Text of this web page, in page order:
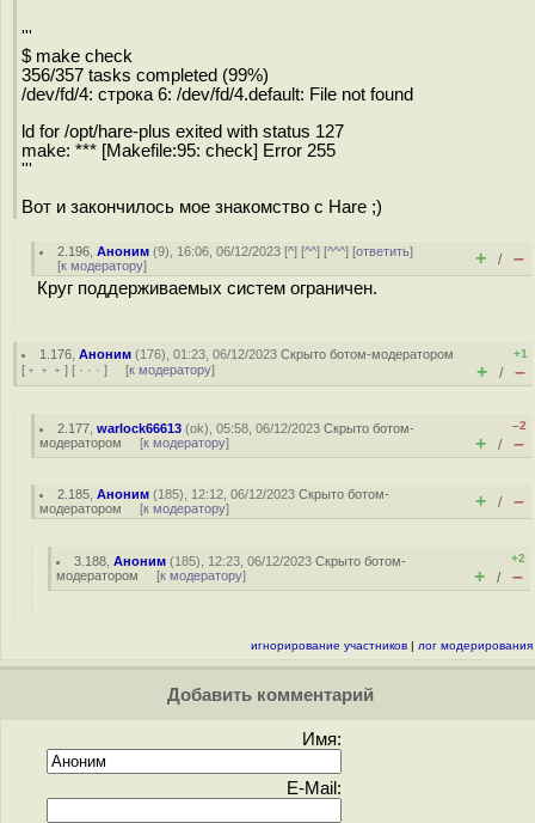
'''
$ make check
356/357 tasks completed (99%)
/dev/fd/4: строка 6: /dev/fd/4.default: File not found
ld for /opt/hare-plus exited with status 127
make: *** [Makefile:95: check] Error 255
'''
Вот и закончилось мое знакомство с Hare ;)
2.196 ,Аноним (9), 16:06, 06/12/2023 [^] [^^] [^^^] [ответить]
[к модератору] + / –
Круг поддерживаемых систем ограничен.
1.176 ,Аноним (176), 01:23, 06/12/2023Скрыто ботом-модератором
[ ﹢﹢﹢ ] [ · · · ] [к модератору]
+1
+ / –
2.177 ,warlock66613 (ok), 05:58, 06/12/2023Скрыто ботом-
модератором [к модератору]
–2
+ / –
2.185 ,Аноним (185), 12:12, 06/12/2023Скрыто ботом-
модератором [к модератору] + / –
3.188 ,Аноним (185), 12:23, 06/12/2023Скрыто ботом-
модератором [к модератору]
+2
+ / –
игнорирование участников | лог модерирования
Добавить комментарий
Имя:
E-Mail: